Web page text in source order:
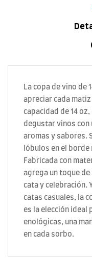
La copa de vino de
apreciar cada matiz
capacidad de 14
degustar vinos con
aromas y sabores.
lóbulos en el
Fabricada con
agrega un toque
cata y celebración.
catas casuales, la
es la elección ideal
enológicas, una
en cada sorbo.